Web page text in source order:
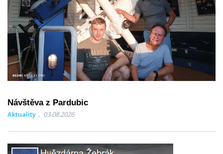
Návštěva z Pardubic
Aktuality 03.08.2026